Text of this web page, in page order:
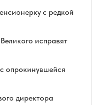
с редкой
исправят
опрокинувшейся
директора